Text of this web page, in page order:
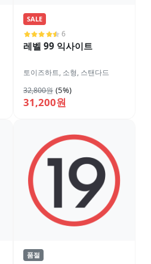
SALE
6
레벨 99 익사이트
토이즈하트, 소형, 스탠다드
32,800원 (5%)
31,200원
품절